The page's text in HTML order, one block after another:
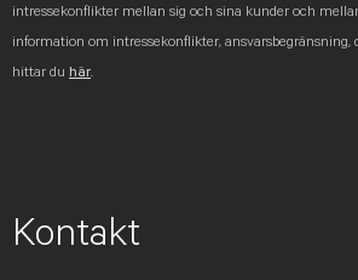
intressekonflikter mellan sig och sina kunder och
information om intressekonflikter,
hittar du här
Kontakt